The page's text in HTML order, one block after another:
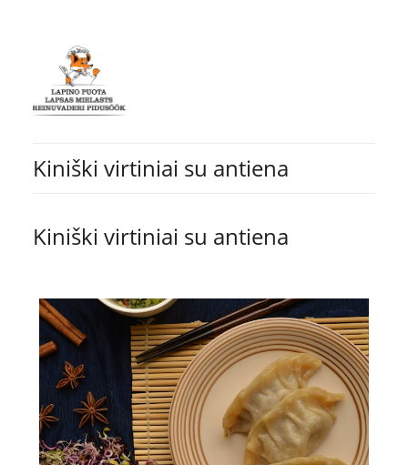
Kiniški virtiniai su antiena
Kiniški virtiniai su antiena